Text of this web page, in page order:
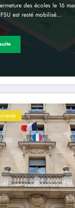
des écoles le 16
est resté mobilisé…